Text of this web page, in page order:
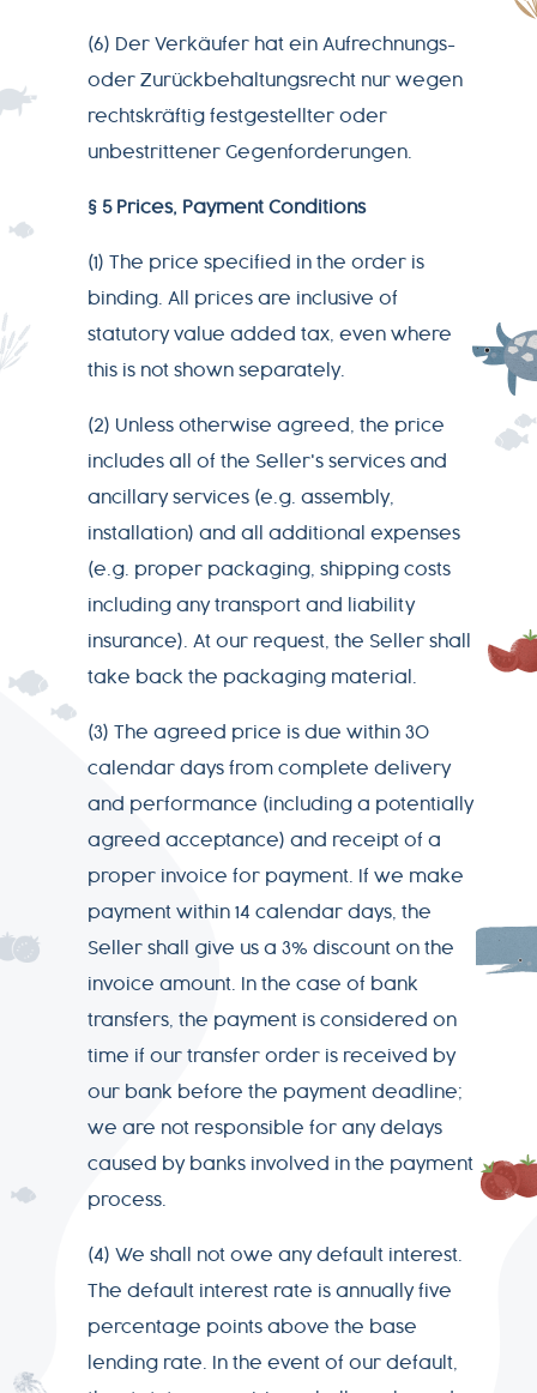
(6) Der Verkäufer hat ein Aufrechnungs-
oder Zurückbehaltungsrecht nur wegen
rechtskräftig festgestellter oder
unbestrittener Gegenforderungen.
§ 5 Prices, Payment Conditions
(1) The price specified in the order is
binding. All prices are inclusive of
statutory value added tax, even where
this is not shown separately.
(2) Unless otherwise agreed, the price
includes all of the Seller's services and
ancillary services (e.g. assembly,
installation) and all additional expenses
(e.g. proper packaging, shipping costs
including any transport and liability
insurance). At our request, the Seller shall
take back the packaging material.
(3) The agreed price is due within 30
calendar days from complete delivery
and performance (including a potentially
agreed acceptance) and receipt of a
proper invoice for payment. If we make
payment within 14 calendar days, the
Seller shall give us a 3% discount on the
invoice amount. In the case of bank
transfers, the payment is considered on
time if our transfer order is received by
our bank before the payment deadline;
we are not responsible for any delays
caused by banks involved in the payment
process.
(4) We shall not owe any default interest.
The default interest rate is annually five
percentage points above the base
lending rate. In the event of our default,